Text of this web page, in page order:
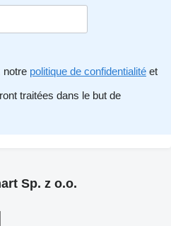
notre politique de confidentialité et
traitées dans le but de
Sp. z o.o.